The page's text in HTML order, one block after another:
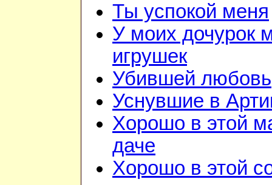
Ты успокой меня
У моих дочурок
игрушек
Убившей любовь
Уснувшие в
Хорошо в этой
даче
Хорошо в этой